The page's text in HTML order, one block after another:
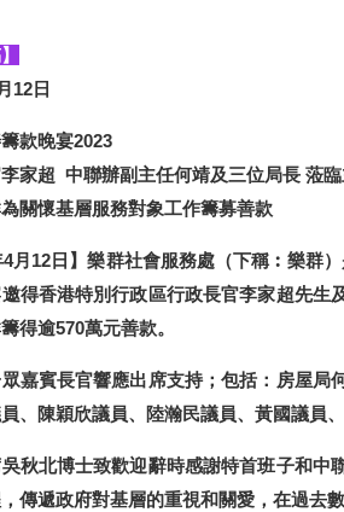
12日
款晚宴2023
家超 中聯辦副主任何靖及三位局長 蒞
為關懷基層服務對象工作籌募善款
4月12日】樂群社會服務處（下稱︰樂群
得香港特別行政區行政長官李家超先生
得逾570萬元善款。
嘉賓長官響應出席支持；包括：房屋局
、陳穎欣議員、
陸瀚民議員、 黃國議員
秋北博士致歡迎辭時感謝特首班子和中
傳遞政府對基層的重視和關愛，在過去